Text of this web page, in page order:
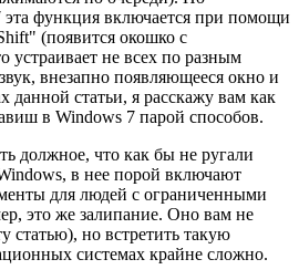
функция включается при помощи
(появится окошко с
устраивает не всех по разным
внезапно появляющееся окно и
данной статьи, я расскажу вам как
в Windows 7 парой способов.
должное, что как бы не ругали
в нее порой включают
для людей с ограниченными
это же залипание. Оно вам не
статью), но встретить такую
системах крайне сложно.